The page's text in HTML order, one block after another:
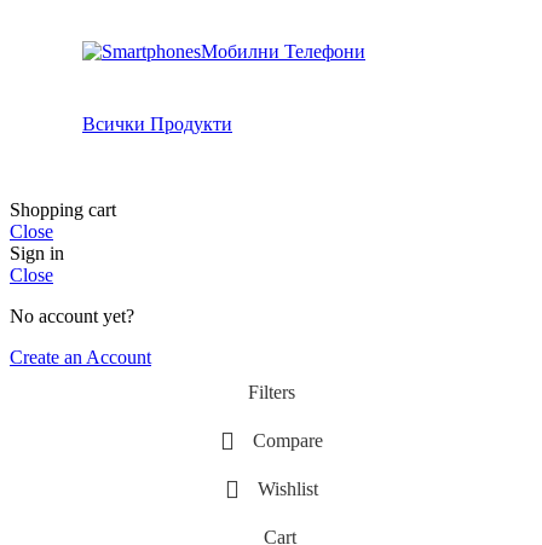
Мобилни Телефони
Всички Продукти
Shopping cart
Close
Sign in
Close
No account yet?
Create an Account
Filters
Compare
Wishlist
Cart